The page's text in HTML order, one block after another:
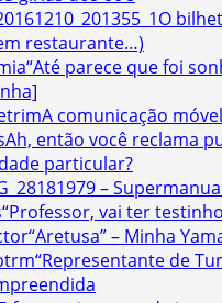
O
restaurante…)
“Até parece que foi
A comunicação
Ah, então você reclama
particular?
1979 –
“Professor, vai ter
“Aretusa” – Minha
“Representante de